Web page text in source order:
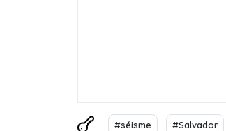
#séisme #Salvador